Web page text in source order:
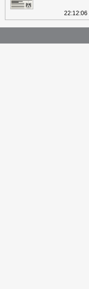
22:12:06